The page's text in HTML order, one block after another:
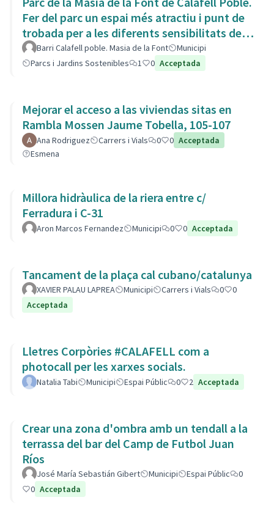
Fer del parc un espai més atractiu i punt de
trobada per a les diferents sensibilitats del
barri.Barri Calafell poble. Masia de la Font
Municipi
Parcs i Jardins Sostenibles
1 0 Acceptada
Mejorar el acceso a las viviendas sitas en
Rambla Mossen Jaume Tobella, 105-107
Ana Rodriguez Carrers i Vials 0 0 Acceptada
Esmena
Millora hidràulica de la riera entre c/
Ferradura i C-31
Aron Marcos Fernandez Municipi 0 0 Acceptada
Tancament de la plaça cal cubano/catalunya
XAVIER PALAU LAPREA Municipi Carrers i Vials 0
0
Acceptada
Lletres Corpòries #CALAFELL com a
photocall per les xarxes socials.
Natalia Tabi Municipi Espai Públic 0 2 Acceptada
Crear una zona d'ombra amb un tendall a la
terrassa del bar del Camp de Futbol Juan
Ríos
José María Sebastián Gibert Municipi Espai Públic
0
0 Acceptada